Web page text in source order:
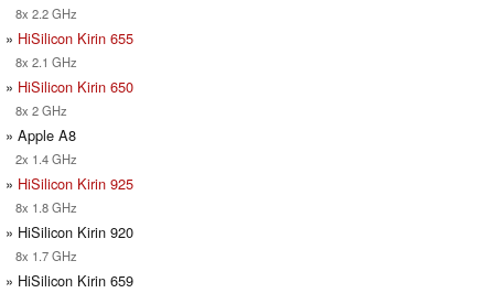
8x 2.2 GHz
» HiSilicon Kirin 655
8x 2.1 GHz
» HiSilicon Kirin 650
8x 2 GHz
» Apple A8
2x 1.4 GHz
» HiSilicon Kirin 925
8x 1.8 GHz
» HiSilicon Kirin 920
8x 1.7 GHz
» HiSilicon Kirin 659